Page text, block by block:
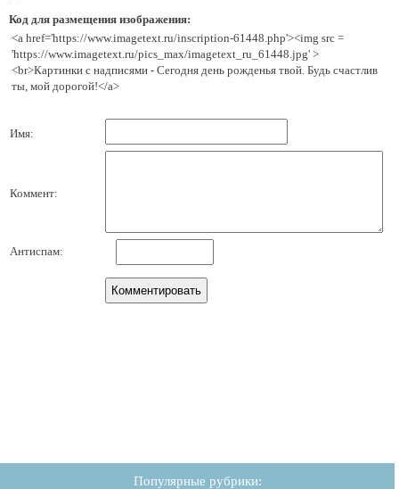
Код для размещения изображения:
<a href='https://www.imagetext.ru/inscription-61448.php'><img src =
'https://www.imagetext.ru/pics_max/imagetext_ru_61448.jpg' >
<br>Картинки с надписями - Сегодня день рожденья твой. Будь счастлив
ты, мой дорогой!</a>
Имя:
Коммент:
Антиспам:
Популярные рубрики: